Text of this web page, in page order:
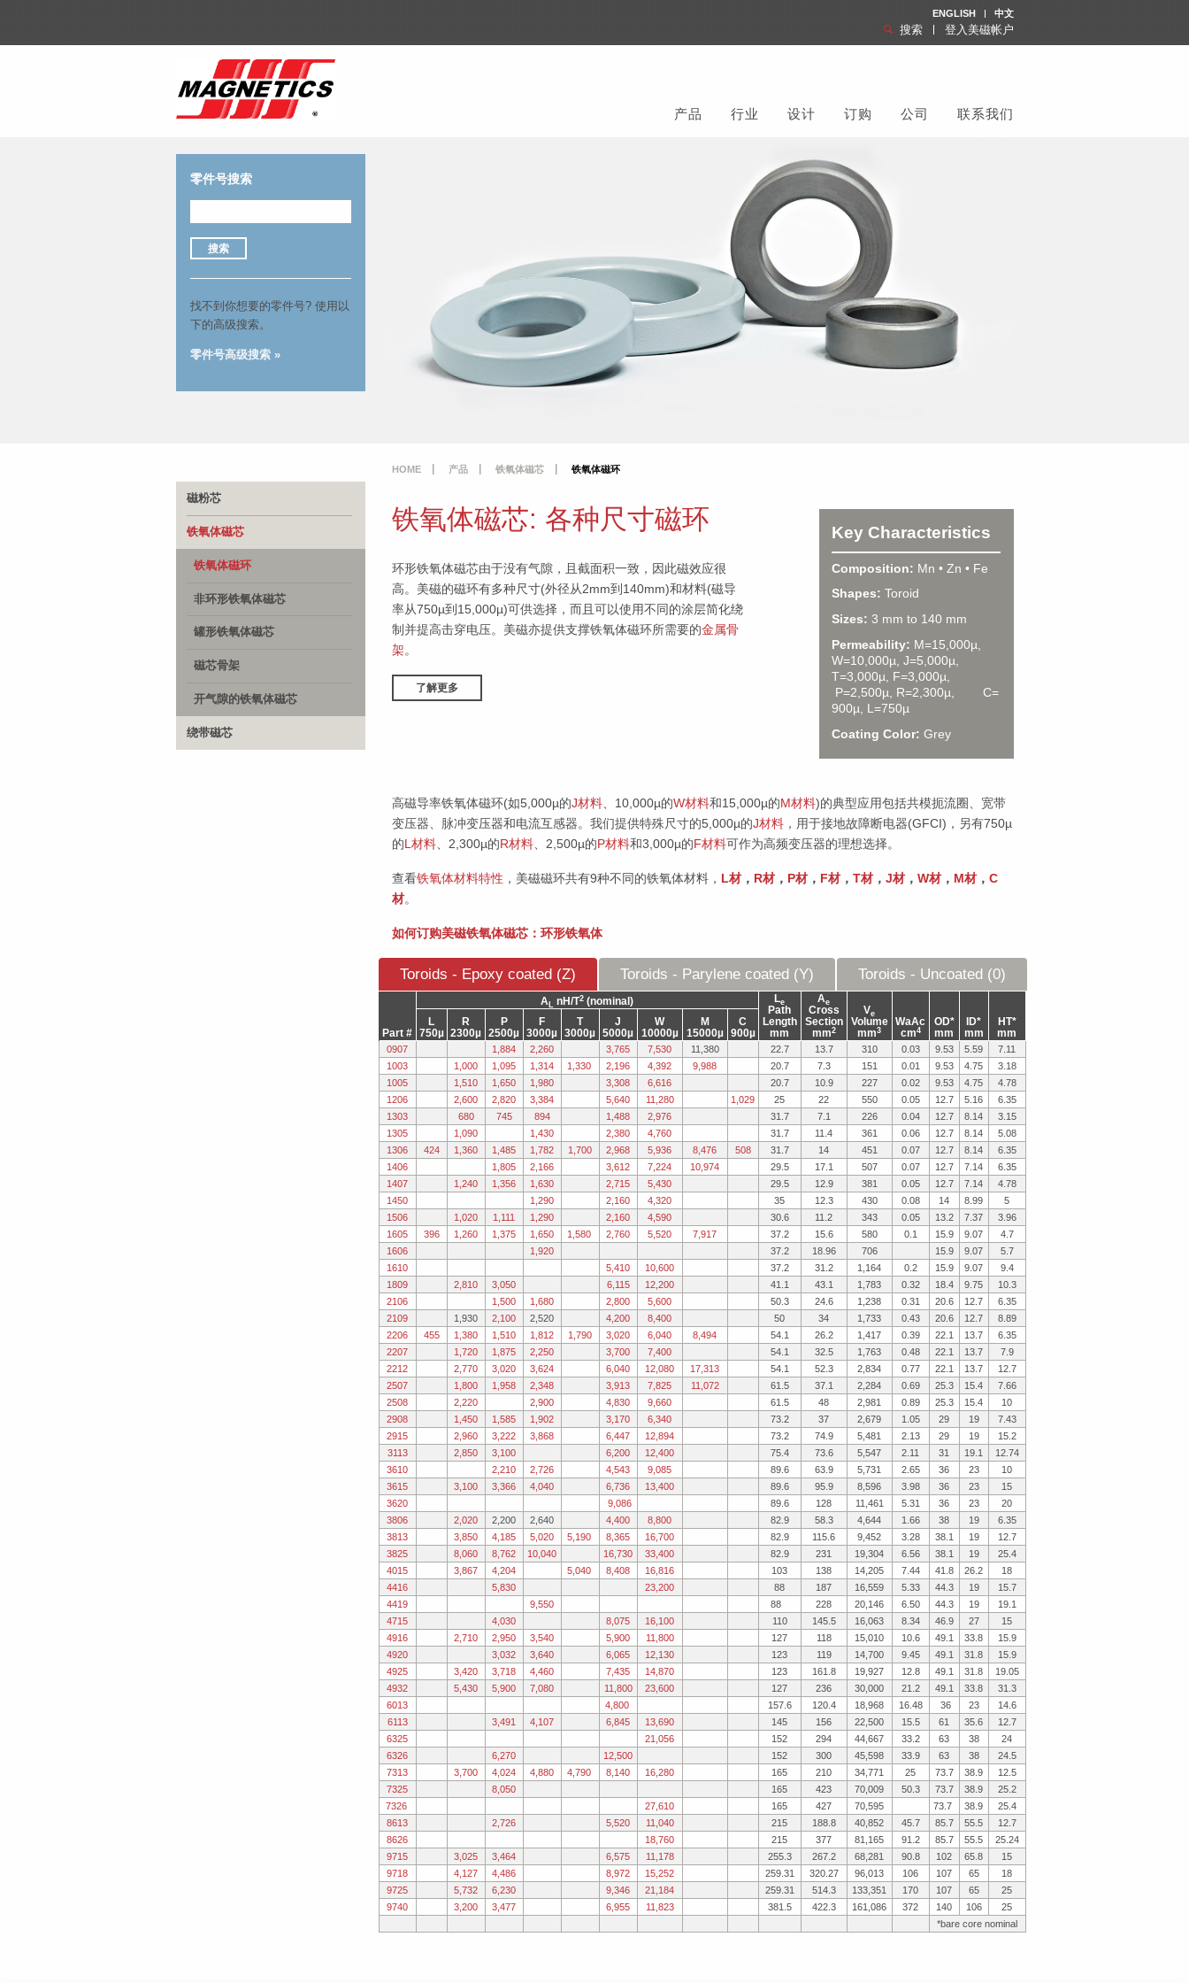
ENGLISH 中文
搜索 登入美磁帐户
产品 行业 设计 订购 公司 联系我们
零件号搜索
搜索
找不到你想要的零件号?使用以
下的高级搜索。
零件号高级搜索 »
磁粉芯
铁氧体磁芯
铁氧体磁环
非环形铁氧体磁芯
罐形铁氧体磁芯
磁芯骨架
开气隙的铁氧体磁芯
绕带磁芯
HOME 产品 铁氧体磁芯 铁氧体磁环
铁氧体磁芯: 各种尺寸磁环
环形铁氧体磁芯由于没有气隙，且截面积一致，因此磁效应很
高。美磁的磁环有多种尺寸(外径从2mm到140mm)和材料(磁导
率从750µ到15,000µ)可供选择，而且可以使用不同的涂层简化绕
制并提高击穿电压。美磁亦提供支撑铁氧体磁环所需要的金属骨
架。
了解更多
Key Characteristics
Composition: Mn • Zn • Fe
Shapes: Toroid
Sizes: 3 mm to 140 mm
Permeability: M=15,000µ,
W=10,000µ, J=5,000µ,
T=3,000µ, F=3,000µ,
P=2,500µ, R=2,300µ, C=
900µ, L=750µ
Coating Color: Grey
高磁导率铁氧体磁环(如5,000µ的J材料、10,000µ的W材料和15,000µ的M材料)的典型应用包括共模扼流圈、宽带
变压器、脉冲变压器和电流互感器。我们提供特殊尺寸的5,000µ的J材料，用于接地故障断电器(GFCI)，另有750µ
的L材料、2,300µ的R材料、2,500µ的P材料和3,000µ的F材料可作为高频变压器的理想选择。
查看铁氧体材料特性 ，美磁磁环共有9种不同的铁氧体材料， L材， R材， P材， F材， T材， J材， W材， M材， C
材。
如何订购美磁铁氧体磁芯：环形铁氧体
Toroids - Epoxy coated (Z) Toroids - Parylene coated (Y) Toroids - Uncoated (0)
Part #
A nH/T2 (nominal) Le
Path
Length
mm
Ae
Cross
Section
mm2
Ve
Volume
mm3
WaAc
cm4
OD*
mm
ID*
mm
HT*
mm
L
750µ
R
2300µ
P
2500µ
F
3000µ
T
3000µ
J
5000µ
W
10000µ
M
15000µ
C
900µ
0907 1,884 2,260 3,765 7,530 11,380 22.7 13.7 310 0.03 9.53 5.59
7.11
1003
1,000 1,095 1,314 1,330 2,196 4,392 9,988 20.7 7.3 151 0.01 9.53 4.75
3.18
1005
1,510 1,650 1,980 3,308 6,616 20.7 10.9 227 0.02 9.53 4.75
4.78
1206
2,600 2,820 3,384 5,640 11,280 1,029 25 22 550 0.05 12.7 5.16
6.35
1303
680 745 894 1,488 2,976 31.7 7.1 226 0.04 12.7 8.14
3.15
1305
1,090 1,430 2,380 4,760 31.7 11.4 361 0.06 12.7 8.14
5.08
1306
424 1,360 1,485 1,782 1,700 2,968 5,936 8,476 508 31.7 14 451 0.07 12.7 8.14
6.35
1406
1,805 2,166 3,612 7,224 10,974 29.5 17.1 507 0.07 12.7 7.14
6.35
1407
1,240 1,356 1,630 2,715 5,430 29.5 12.9 381 0.05 12.7 7.14
4.78
1450
1,290 2,160 4,320 35 12.3 430 0.08 14 8.99
5
1506
1,020 1,111 1,290 2,160 4,590 30.6 11.2 343 0.05 13.2 7.37
3.96
1605
396 1,260 1,375 1,650 1,580 2,760 5,520 7,917 37.2 15.6 580 0.1 15.9 9.07
4.7
1606
1,920 37.2 18.96 706 15.9 9.07
5.7
1610
5,410 10,600 37.2 31.2 1,164 0.2 15.9 9.07
9.4
1809
2,810 3,050 6,115 12,200 41.1 43.1 1,783 0.32 18.4 9.75
10.3
2106
1,500 1,680 2,800 5,600 50.3 24.6 1,238 0.31 20.6 12.7
6.35
2109
1,930 2,100 2,520 4,200 8,400 50 34 1,733 0.43 20.6 12.7
8.89
2206
455 1,380 1,510 1,812 1,790 3,020 6,040 8,494 54.1 26.2 1,417 0.39 22.1 13.7
6.35
2207
1,720 1,875 2,250 3,700 7,400 54.1 32.5 1,763 0.48 22.1 13.7
7.9
2212
2,770 3,020 3,624 6,040 12,080 17,313 54.1 52.3 2,834 0.77 22.1 13.7
12.7
2507
1,800 1,958 2,348 3,913 7,825 11,072 61.5 37.1 2,284 0.69 25.3 15.4
7.66
2508
2,220 2,900 4,830 9,660 61.5 48 2,981 0.89 25.3 15.4
10
2908
1,450 1,585 1,902 3,170 6,340 73.2 37 2,679 1.05 29 19
7.43
2915
2,960 3,222 3,868 6,447 12,894 73.2 74.9 5,481 2.13 29 19
15.2
3113
2,850 3,100 6,200 12,400 75.4 73.6 5,547 2.11 31 19.1
12.74
3610
2,210 2,726 4,543 9,085 89.6 63.9 5,731 2.65 36 23
10
3615
3,100 3,366 4,040 6,736 13,400 89.6 95.9 8,596 3.98 36 23
15
3620
9,086 89.6 128 11,461 5.31 36 23
20
3806
2,020 2,200 2,640 4,400 8,800 82.9 58.3 4,644 1.66 38 19
6.35
3813
3,850 4,185 5,020 5,190 8,365 16,700 82.9 115.6 9,452 3.28 38.1 19
12.7
3825
8,060 8,762 10,040 16,730 33,400 82.9 231 19,304 6.56 38.1 19
25.4
4015
3,867 4,204 5,040 8,408 16,816 103 138 14,205 7.44 41.8 26.2
18
4416
5,830 23,200 88 187 16,559 5.33 44.3 19
15.7
4419
9,550 88 228 20,146 6.50 44.3 19
19.1
4715
4,030 8,075 16,100 110 145.5 16,063 8.34 46.9 27
15
4916
2,710 2,950 3,540 5,900 11,800 127 118 15,010 10.6 49.1 33.8
15.9
4920
3,032 3,640 6,065 12,130 123 119 14,700 9.45 49.1 31.8
15.9
4925
3,420 3,718 4,460 7,435 14,870 123 161.8 19,927 12.8 49.1 31.8
19.05
4932
5,430 5,900 7,080 11,800 23,600 127 236 30,000 21.2 49.1 33.8
31.3
6013
4,800 157.6 120.4 18,968 16.48 36 23
14.6
6113
3,491 4,107 6,845 13,690 145 156 22,500 15.5 61 35.6
12.7
6325
21,056 152 294 44,667 33.2 63 38
24
6326
6,270 12,500 152 300 45,598 33.9 63 38
24.5
7313
3,700 4,024 4,880 4,790 8,140 16,280 165 210 34,771 25 73.7 38.9
12.5
7325
8,050 165 423 70,009 50.3 73.7 38.9
25.2
7326
27,610 165 427 70,595 73.7 38.9
25.4
8613
2,726 5,520 11,040 215 188.8 40,852 45.7 85.7 55.5
12.7
8626
18,760 215 377 81,165 91.2 85.7 55.5
25.24
9715
3,025 3,464 6,575 11,178 255.3 267.2 68,281 90.8 102 65.8
15
9718
4,127 4,486 8,972 15,252 259.31 320.27 96,013 106 107 65
18
9725
5,732 6,230 9,346 21,184 259.31 514.3 133,351 170 107 65
25
9740
3,200 3,477 6,955 11,823 381.5 422.3 161,086 372 140 106
25
*bare core nominal